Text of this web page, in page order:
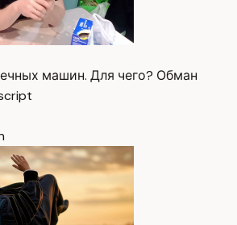
машин. Для чего? Обман